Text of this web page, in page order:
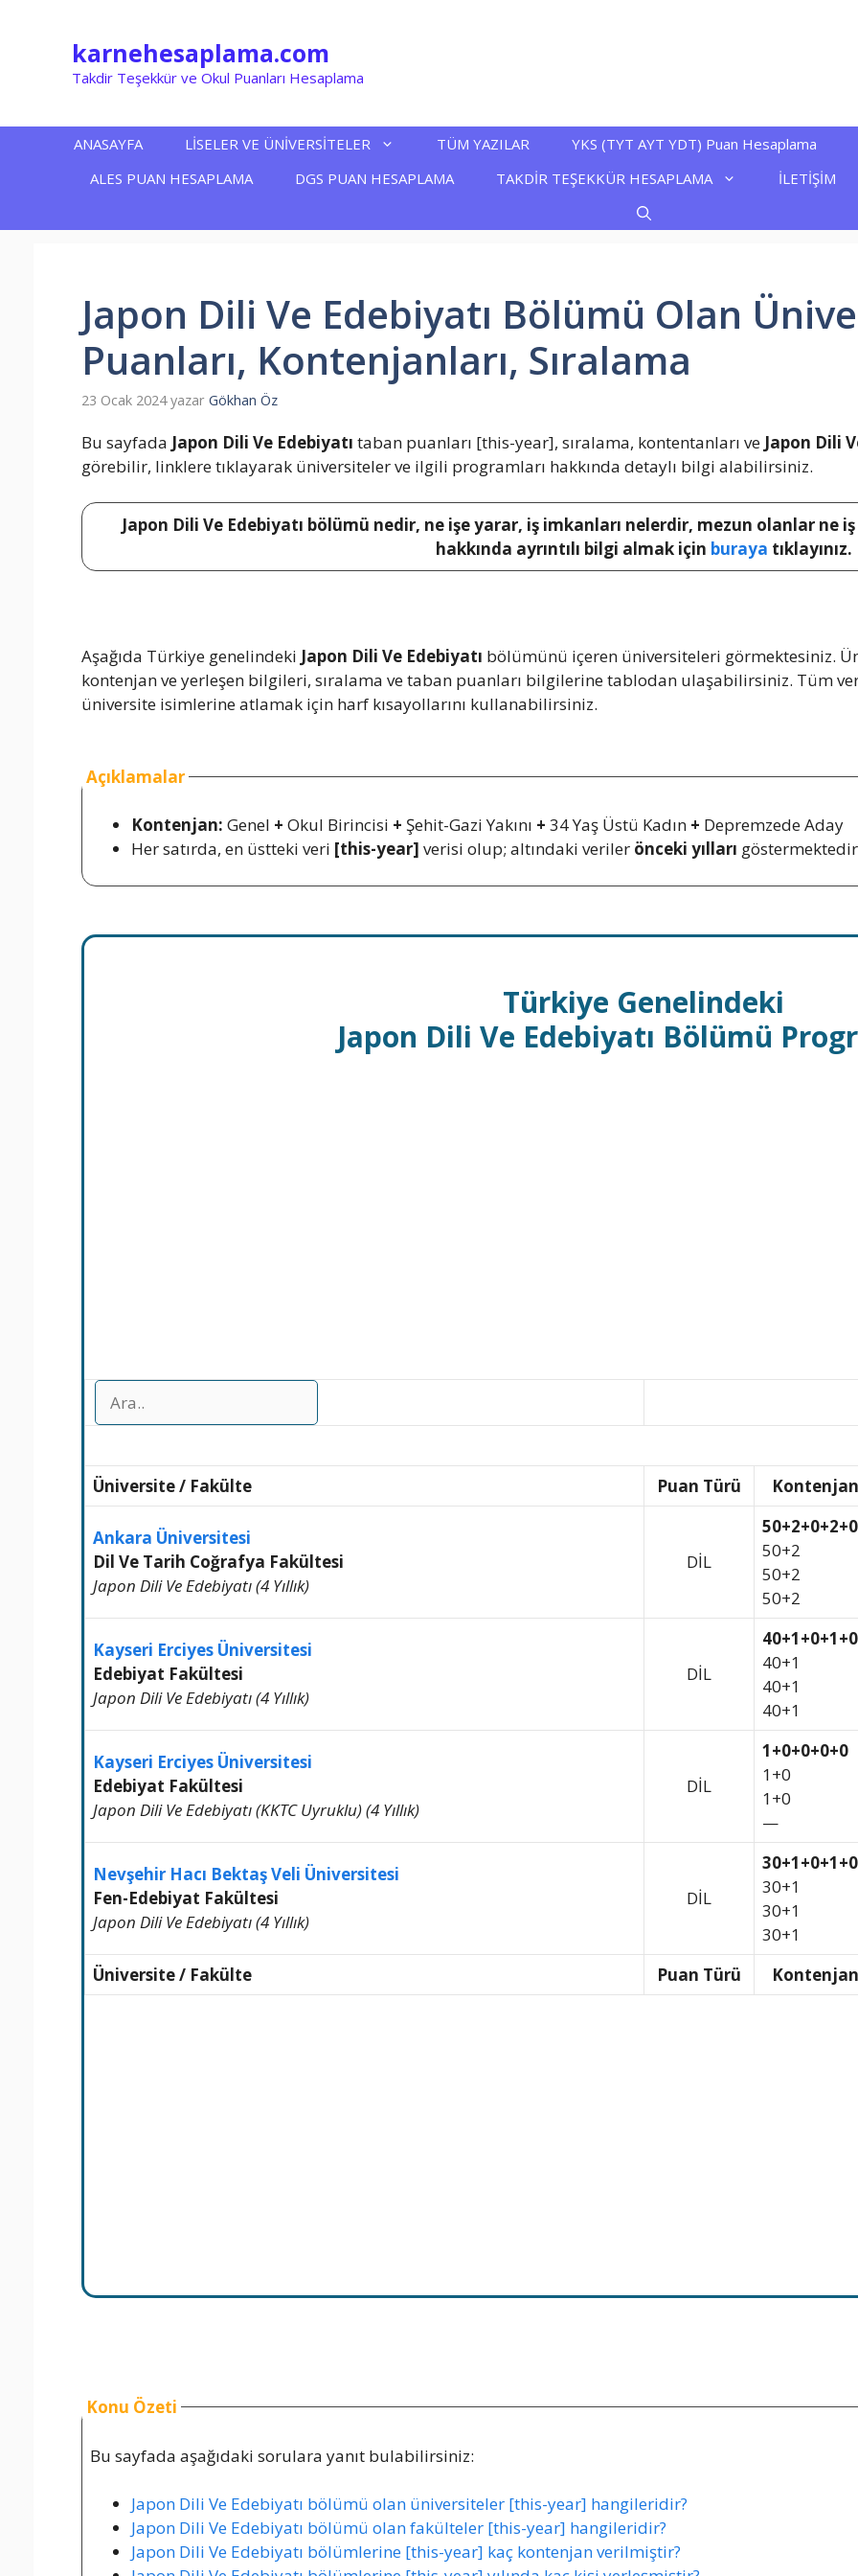
karnehesaplama.com
Takdir Teşekkür ve Okul Puanları Hesaplama
ANASAYFA LİSELER VE ÜNİVERSİTELER TÜM YAZILAR YKS (TYT AYT YDT) Puan Hesaplama
ALES PUAN HESAPLAMA
DGS PUAN HESAPLAMA TAKDİR TEŞEKKÜR HESAPLAMA İLETİŞİM
Japon Dili Ve Edebiyatı Bölümü Olan
Puanları, Kontenjanları, Sıralama
23 Ocak 2024 yazar Gökhan Öz
Bu sayfada Japon Dili Ve Edebiyatı taban puanları [this-year], sıralama, kontentanları ve Japon Dili
görebilir, linklere tıklayarak üniversiteler ve ilgili programları hakkında detaylı bilgi alabilirsiniz.
Japon Dili Ve Edebiyatı bölümü nedir, ne işe yarar, iş imkanları nelerdir, mezun olanlar ne
hakkında ayrıntılı bilgi almak için buraya tıklayınız.
Aşağıda Türkiye genelindeki Japon Dili Ve Edebiyatı bölümünü içeren üniversiteleri görmektesiniz.
kontenjan ve yerleşen bilgileri, sıralama ve taban puanları bilgilerine tablodan ulaşabilirsiniz. Tüm
üniversite isimlerine atlamak için harf kısayollarını kullanabilirsiniz.
Açıklamalar
Kontenjan: Genel + Okul Birincisi + Şehit-Gazi Yakını + 34 Yaş Üstü Kadın + Depremzede Aday
Her satırda, en üstteki veri [this-year] verisi olup; altındaki veriler önceki yılları
Türkiye Genelindeki
Japon Dili Ve Edebiyatı Bölümü
Üniversite/ Fakülte Puan Türü Kontenjan
Ankara Üniversitesi
Dil Ve Tarih Coğrafya Fakültesi
Japon Dili Ve Edebiyatı (4 Yıllık)
DİL
50+2+0+2+0
50+2
50+2
50+2
Kayseri Erciyes Üniversitesi
Edebiyat Fakültesi
Japon Dili Ve Edebiyatı (4 Yıllık)
DİL
40+1+0+1+0
40+1
40+1
40+1
Kayseri Erciyes Üniversitesi
Edebiyat Fakültesi
Japon Dili Ve Edebiyatı (KKTC Uyruklu) (4 Yıllık)
DİL
1+0+0+0+0
1+0
1+0
—
Nevşehir Hacı Bektaş Veli Üniversitesi
Fen-Edebiyat Fakültesi
Japon Dili Ve Edebiyatı (4 Yıllık)
DİL
30+1+0+1+0
30+1
30+1
30+1
Üniversite / Fakülte
Puan Türü Kontenjan
Konu Özeti
Bu sayfada aşağıdaki sorulara yanıt bulabilirsiniz:
Japon Dili Ve Edebiyatı bölümü olan üniversiteler [this-year] hangileridir?
Japon Dili Ve Edebiyatı bölümü olan fakülteler [this-year] hangileridir?
Japon Dili Ve Edebiyatı bölümlerine [this-year] kaç kontenjan verilmiştir?